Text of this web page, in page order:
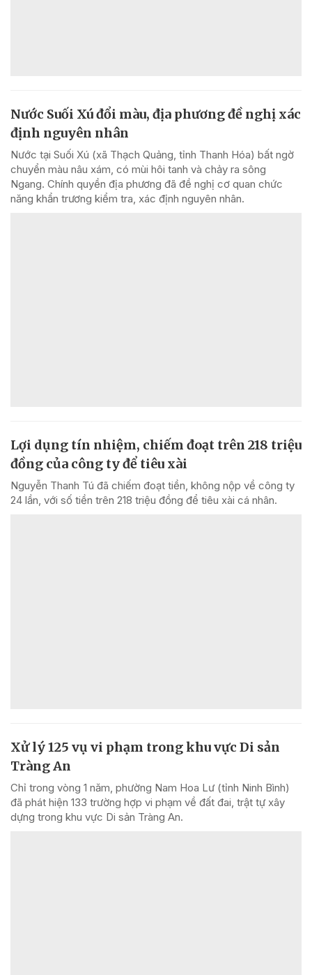
Nước Suối Xú đổi màu, địa phương đề nghị xác
định nguyên nhân
Nước tại Suối Xú (xã Thạch Quảng, tỉnh Thanh Hóa) bất ngờ
chuyển màu nâu xám, có mùi hôi tanh và chảy ra sông
Ngang. Chính quyền địa phương đã đề nghị cơ quan chức
năng khẩn trương kiểm tra, xác định nguyên nhân.
Lợi dụng tín nhiệm, chiếm đoạt trên 218 triệu
đồng của công ty để tiêu xài
Nguyễn Thanh Tú đã chiếm đoạt tiền, không nộp về công ty
24 lần, với số tiền trên 218 triệu đồng để tiêu xài cá nhân.
Xử lý 125 vụ vi phạm trong khu vực Di sản
Tràng An
Chỉ trong vòng 1 năm, phường Nam Hoa Lư (tỉnh Ninh Bình)
đã phát hiện 133 trường hợp vi phạm về đất đai, trật tự xây
dựng trong khu vực Di sản Tràng An.